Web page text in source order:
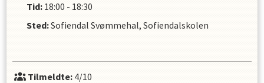
Tid: 18:00 - 18:30
Sted:Sofiendal Svømmehal, Sofiendalskolen
Tilmeldte:4/10